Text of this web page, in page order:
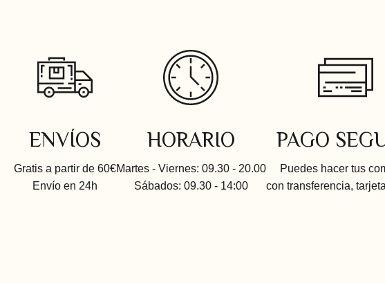
ENVÍOS
Gratis a partir de 60€
Envío en 24h
HORARIO
Martes - Viernes: 09.30 - 20.00
Sábados: 09.30 - 14:00
PAGO
Puedes hacer tus
con transferencia,